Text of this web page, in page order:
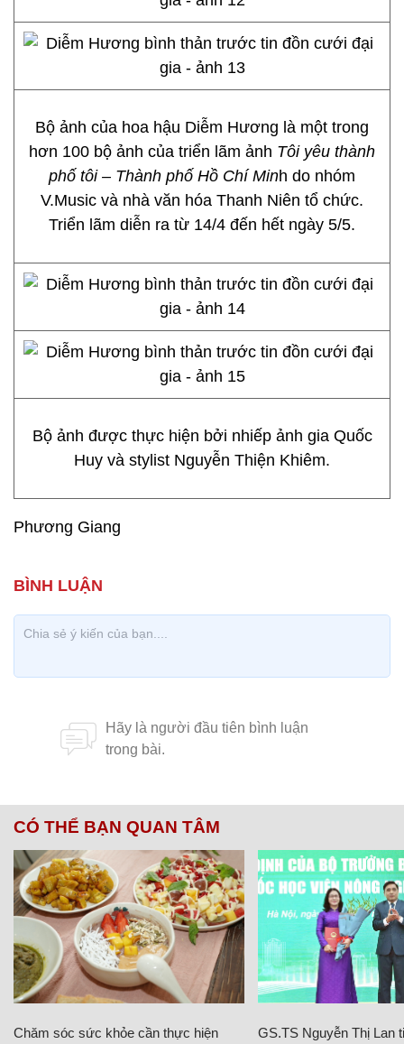
Bộ ảnh của hoa hậu Diễm Hương là một trong
hơn 100 bộ ảnh của triển lãm ảnh Tôi yêu thành
phố tôi – Thành phố Hồ Chí Minh do nhóm
V.Music và nhà văn hóa Thanh Niên tổ chức.
Triển lãm diễn ra từ 14/4 đến hết ngày 5/5.
Bộ ảnh được thực hiện bởi nhiếp ảnh gia Quốc
Huy và stylist Nguyễn Thiện Khiêm.
Phương Giang
CÓ THỂ BẠN QUAN TÂM
Chăm sóc sức khỏe cần thực hiện
GS.TS Nguyễn Thị Lan